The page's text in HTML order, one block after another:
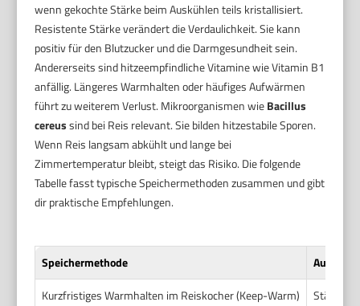
wenn gekochte Stärke beim Auskühlen teils kristallisiert.
Resistente Stärke verändert die Verdaulichkeit. Sie kann
positiv für den Blutzucker und die Darmgesundheit sein.
Andererseits sind hitzeempfindliche Vitamine wie Vitamin B1
anfällig. Längeres Warmhalten oder häufiges Aufwärmen
führt zu weiterem Verlust. Mikroorganismen wieBacillus
cereussind bei Reis relevant. Sie bilden hitzestabile Sporen.
Wenn Reis langsam abkühlt und lange bei
Zimmertemperatur bleibt, steigt das Risiko. Die folgende
Tabelle fasst typische Speichermethoden zusammen und gibt
dir praktische Empfehlungen.
Speichermethode
Kurzfristiges Warmhalten im Reiskocher (Keep-Warm)
Stärke